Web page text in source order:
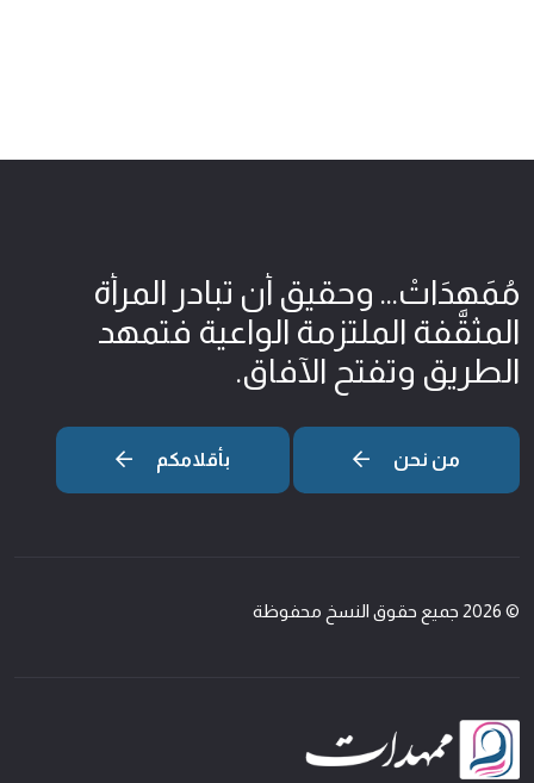
مُمَهِدَاتْ... وحقيق أن تبادر المرأة
المثقّفة الملتزمة الواعية فتمهد
الطريق وتفتح الآفاق.
من نحن بأقلامكم
© 2026 جميع حقوق النسخ محفوظة